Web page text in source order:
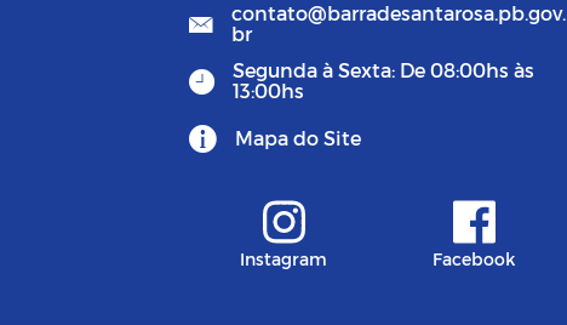
contato@barradesantarosa.pb.gov.
br
Segunda à Sexta: De 08:00hs às
13:00hs
Mapa do Site
Instagram Facebook